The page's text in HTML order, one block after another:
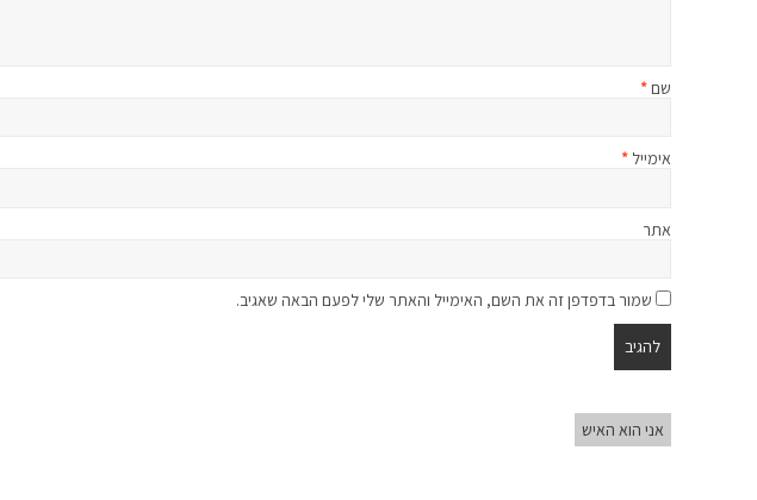
שם*
אימייל *
אתר
שמור בדפדפן זה את השם, האימייל והאתר שלי לפעם הבאה שאגיב.
אני הוא האיש